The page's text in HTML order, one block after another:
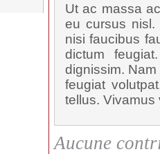
Ut ac massa
eu cursus nisl.
nisi faucibus
dictum
dignissim.
feugiat
tellus. Vivamus
Aucune